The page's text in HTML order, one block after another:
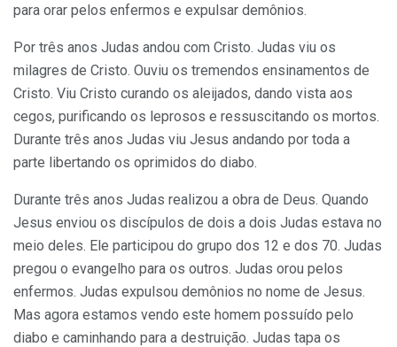
para orar pelos enfermos e expulsar demônios.
Por três anos Judas andou com Cristo. Judas viu os
milagres de Cristo. Ouviu os tremendos ensinamentos de
Cristo. Viu Cristo curando os aleijados, dando vista aos
cegos, purificando os leprosos e ressuscitando os mortos.
Durante três anos Judas viu Jesus andando por toda a
parte libertando os oprimidos do diabo.
Durante três anos Judas realizou a obra de Deus. Quando
Jesus enviou os discípulos de dois a dois Judas estava no
meio deles. Ele participou do grupo dos 12 e dos 70. Judas
pregou o evangelho para os outros. Judas orou pelos
enfermos. Judas expulsou demônios no nome de Jesus.
Mas agora estamos vendo este homem possuído pelo
diabo e caminhando para a destruição. Judas tapa os